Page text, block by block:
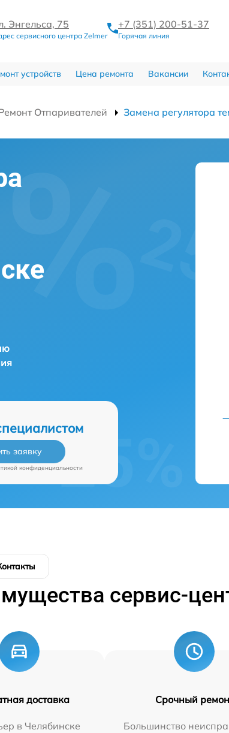
Энгельса, 75
сервисного центра Zelmer
+7 (351) 200-51-37
Горячая линия
устройств Цена ремонта Вакансии
Отпаривателей Замена регулятора
заявку
конфиденциальности
сервис-
доставка
в Челябинске
Срочный
Большинство